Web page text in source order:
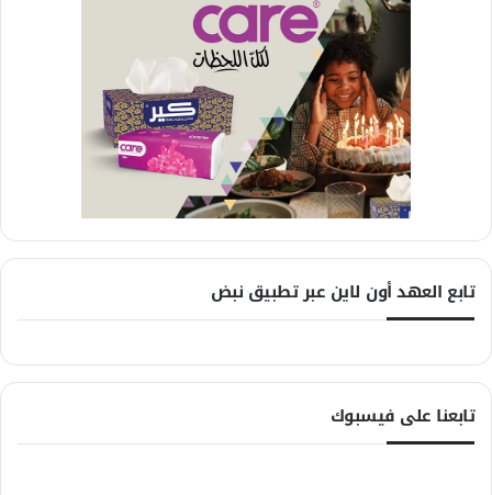
تابع العهد أون لاين عبر تطبيق نبض
تابعنا على فيسبوك